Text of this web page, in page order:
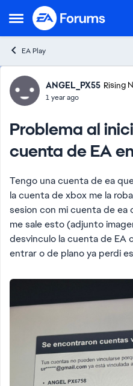
Open Side Menu
Skip to content
EA Play
ForumANGEL_PX55 Rising
1 year ago
Problema al
cuenta de EA
Tengo una cuenta de ea
la cuenta de xbox me la
sesion con mi cuenta de
me sale esto (adjunto
desvinculo la cuenta de EA
entrar o de plano ya perdi